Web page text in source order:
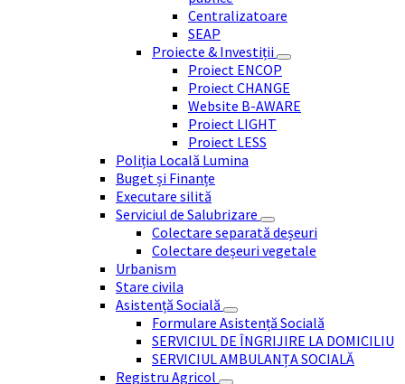
Centralizatoare
SEAP
Proiecte & Investiții
Proiect ENCOP
Proiect CHANGE
Website B-AWARE
Proiect LIGHT
Proiect LESS
Poliția Locală Lumina
Buget și Finanțe
Executare silită
Serviciul de Salubrizare
Colectare separată deșeuri
Colectare deșeuri vegetale
Urbanism
Stare civila
Asistență Socială
Formulare Asistență Socială
SERVICIUL DE ÎNGRIJIRE LA DOMICILIU
SERVICIUL AMBULANȚA SOCIALĂ
Registru Agricol